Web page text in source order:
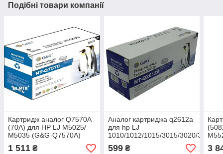
Подібні товари компанії
Картридж аналог Q7570A
(70A) для HP LJ M5025/
M5035 (G&G-Q7570A)
1 511 ₴
Аналог картриджа q2612a
для hp LJ
1010/1012/1015/3015/3020/3030
G&G NT-Q2612A Black
599₴
NT-
3